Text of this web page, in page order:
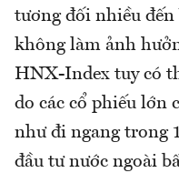
tương đối nhiều
không làm ảnh
HNX-Index tuy có
do các cổ phiếu lớn
như đi ngang trong
đầu tư nước ngoài